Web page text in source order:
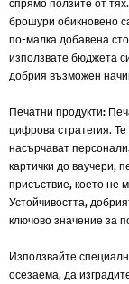
спрямо ползите от
брошури обикновено
по-малка добавена
използвате бюджета
добрия възможен
Печатни продукти:
цифрова стратегия.
насърчават
картички до ваучери,
присъствие, което не
Устойчивостта,
ключово значение за
Използвайте
осезаема, да